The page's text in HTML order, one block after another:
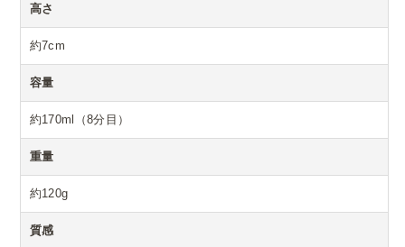
高さ
約7cm
容量
約170ml（8分目）
重量
約120g
質感